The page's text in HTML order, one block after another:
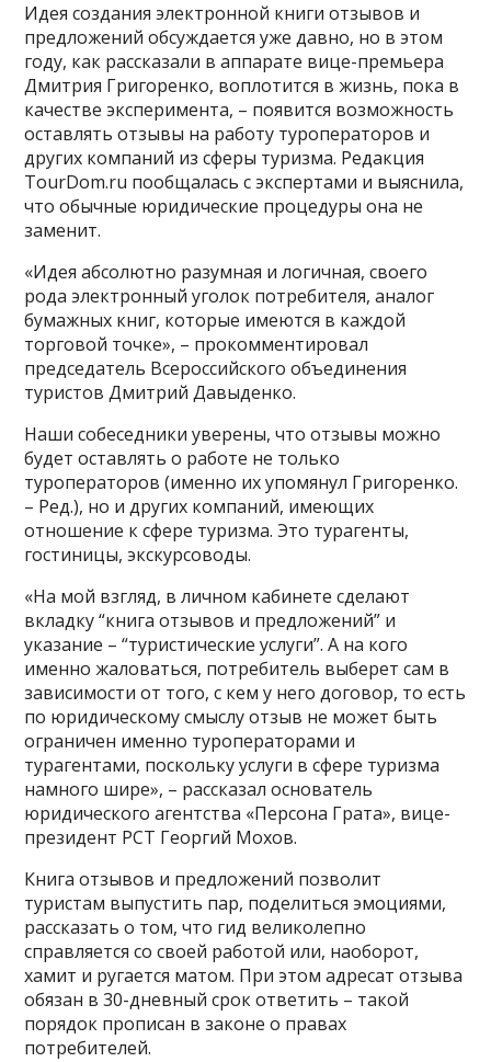
Идея создания электронной книги отзывов и
предложений обсуждается уже давно, но в этом
году, как рассказали в аппарате вице-премьера
Дмитрия Григоренко, воплотится в жизнь, пока в
качестве эксперимента, – появится возможность
оставлять отзывы на работу туроператоров и
других компаний из сферы туризма. Редакция
TourDom.ru пообщалась с экспертами и выяснила,
что обычные юридические процедуры она не
заменит.
«Идея абсолютно разумная и логичная, своего
рода электронный уголок потребителя, аналог
бумажных книг, которые имеются в каждой
торговой точке», – прокомментировал
председатель Всероссийского объединения
туристов Дмитрий Давыденко.
Наши собеседники уверены, что отзывы можно
будет оставлять о работе не только
туроператоров (именно их упомянул Григоренко.
– Ред.), но и других компаний, имеющих
отношение к сфере туризма. Это турагенты,
гостиницы, экскурсоводы.
«На мой взгляд, в личном кабинете сделают
вкладку “книга отзывов и предложений” и
указание – “туристические услуги”. А на кого
именно жаловаться, потребитель выберет сам в
зависимости от того, с кем у него договор, то есть
по юридическому смыслу отзыв не может быть
ограничен именно туроператорами и
турагентами, поскольку услуги в сфере туризма
намного шире», – рассказал основатель
юридического агентства «Персона Грата», вице-
президент РСТ Георгий Мохов.
Книга отзывов и предложений позволит
туристам выпустить пар, поделиться эмоциями,
рассказать о том, что гид великолепно
справляется со своей работой или, наоборот,
хамит и ругается матом. При этом адресат отзыва
обязан в 30-дневный срок ответить – такой
порядок прописан в законе о правах
потребителей.